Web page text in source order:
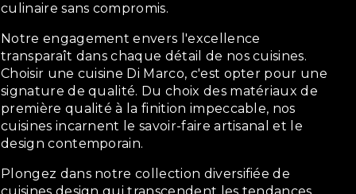
culinaire sans compromis.
Notre engagement envers l'excellence
transparaît dans chaque détail de nos cuisines.
Choisir une cuisine Di Marco, c'est opter pour une
signature de qualité. Du choix des matériaux de
première qualité à la finition impeccable, nos
cuisines incarnent le savoir-faire artisanal et le
design contemporain.
Plongez dans notre collection diversifiée de